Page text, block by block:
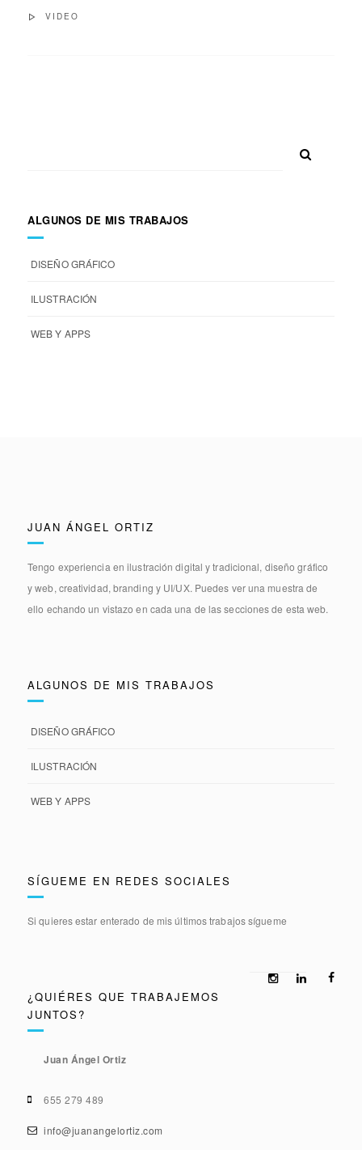
VIDEO
ALGUNOS DE MIS TRABAJOS
DISEÑO GRÁFICO
ILUSTRACIÓN
WEB Y APPS
JUAN ÁNGEL ORTIZ
Tengo experiencia enilustración digital y tradicional, diseño gráfico
y web, creatividad, branding y UI/UX. Puedes ver una muestra de
ello echando un vistazo en cada una de las secciones de esta web.
ALGUNOS DE MIS TRABAJOS
DISEÑO GRÁFICO
ILUSTRACIÓN
WEB Y APPS
SÍGUEME EN REDES SOCIALES
Si quieres estar enterado de mis últimos trabajos sígueme
¿QUIÉRES QUE TRABAJEMOS
JUNTOS?
Juan Ángel Ortiz
655 279 489
info@juanangelortiz.com